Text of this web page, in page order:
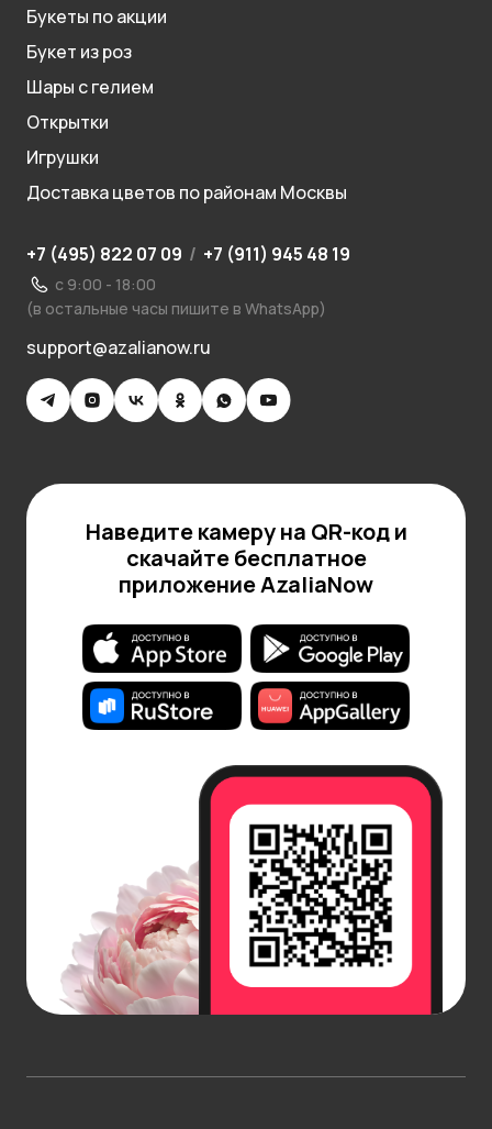
Букеты по акции
Букет из роз
Шары с гелием
Открытки
Игрушки
Доставка цветов по районам Москвы
+7 (495) 822 07 09 / +7 (911) 945 48 19
с 9:00 - 18:00
(в остальные часы пишите в WhatsApp)
support@azalianow.ru
Наведите камеру на QR-код и
скачайте бесплатное
приложение AzaliaNow